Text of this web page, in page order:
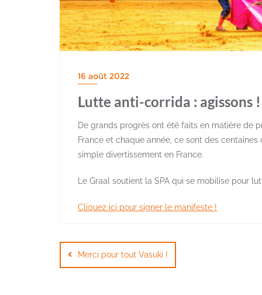
16 août 2022
Lutte anti-corrida : agissons !
De grands progrès ont été faits en matière de
France et chaque année, ce sont des
simple divertissement en France.
Le Graal soutient la SPA qui se mobilise pour
Cliquez ici pour signer le manifeste !
Navigation
deMerci pour tout Vasuki !